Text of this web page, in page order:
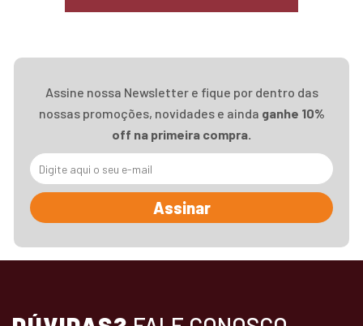
Assine nossa Newsletter e fique por dentro das
nossas promoções, novidades e ainda ganhe 10%
off na primeira compra.
Assinar